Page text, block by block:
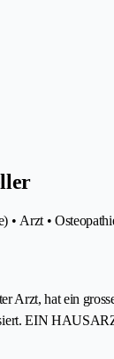
• Arzt •
Arzt, hat ein
EIN